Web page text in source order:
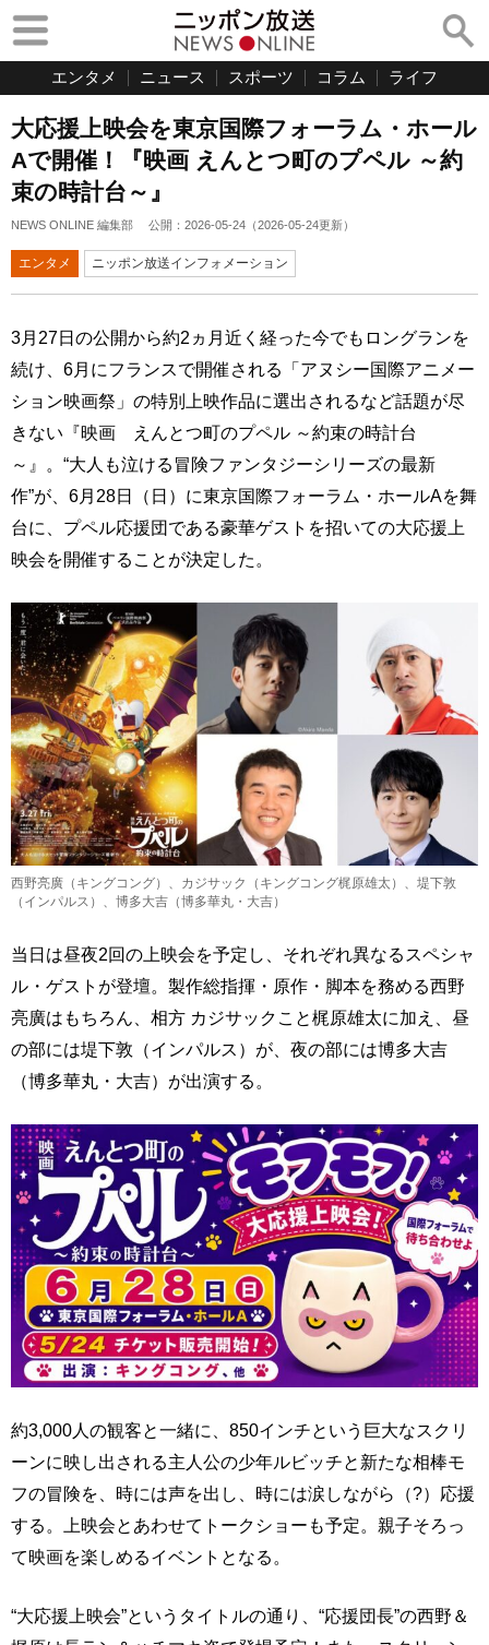
エンタメ ニュース スポーツ コラム ライフ
大応援上映会を東京国際フォーラム・ホール
Aで開催！『映画 えんとつ町のプペル ～約
束の時計台～』
NEWS ONLINE 編集部 公開： 2026-05-24 （2026-05-24更新）
エンタメ ニッポン放送インフォメーション
3月27日の公開から約2ヵ月近く経った今でもロングランを
続け、6月にフランスで開催される「アヌシー国際アニメー
ション映画祭」の特別上映作品に選出されるなど話題が尽
きない『映画 えんとつ町のプペル ～約束の時計台
～』。“大人も泣ける冒険ファンタジーシリーズの最新
作”が、6月28日（日）に東京国際フォーラム・ホールAを舞
台に、プペル応援団である豪華ゲストを招いての大応援上
映会を開催することが決定した。
西野亮廣（キングコング）、カジサック（キングコング梶原雄太）、堤下敦
（インパルス）、博多大吉（博多華丸・大吉）
当日は昼夜2回の上映会を予定し、それぞれ異なるスペシャ
ル・ゲストが登壇。製作総指揮・原作・脚本を務める西野
亮廣はもちろん、相方 カジサックこと梶原雄太に加え、昼
の部には堤下敦（インパルス）が、夜の部には博多大吉
（博多華丸・大吉）が出演する。
約3,000人の観客と一緒に、850インチという巨大なスクリ
ーンに映し出される主人公の少年ルビッチと新たな相棒モ
フの冒険を、時には声を出し、時には涙しながら（?）応援
する。上映会とあわせてトークショーも予定。親子そろっ
て映画を楽しめるイベントとなる。
“大応援上映会”というタイトルの通り、“応援団長”の西野＆